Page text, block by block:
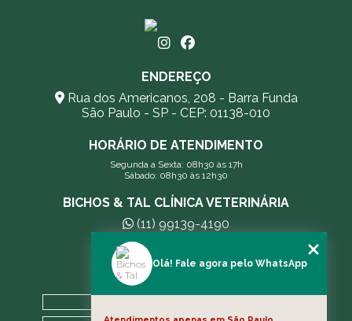
ENDEREÇO
Rua dos Americanos, 208 - Barra Funda
São Paulo - SP - CEP: 01138-010
HORÁRIO DE ATENDIMENTO
Segunda a Sexta: 08h30 às 17h
Sábado: 08h30 às 12h30
BICHOS & TAL CLÍNICA VETERINÁRIA
(11) 99139-4190
andreleecitti5@gmail.com
Olá! Fale agora pelo WhatsApp